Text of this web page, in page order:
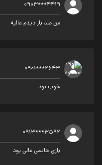
0903***4419
من صد بار دیدم عالیه
0901***2643
خوب بود
0913***3592
بازی حاتمی عالی بود